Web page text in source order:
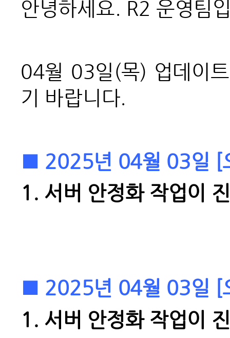
안녕하세요. R2 운영팀
04월 03일(목) 업데이
기 바랍니다.
■ 2025년 04월 03일 [
1. 서버 안정화 작업이
■ 2025년 04월 03일 [
1. 서버 안정화 작업이